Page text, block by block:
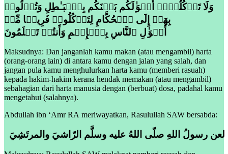
وَلَا تَأۡكُلُوۤا۟ أَمۡوَ ٰ⁠لَكُم بَیۡنَكُم بِٱلۡبَـٰطِلِ وَتُدۡلُوا۟
بِهَاۤ إِلَى ٱلۡحُكَّامِ لِتَأۡكُلُوا۟ فَرِیقࣰا مِّنۡ
أَمۡوَ ٰ⁠لِ ٱلنَّاسِ بِٱلۡإِثۡمِ وَأَنتُمۡ تَعۡلَمُونَ
Maksudnya: Dan janganlah kamu makan (atau mengambil) harta
(orang-orang lain) di antara kamu dengan jalan yang salah, dan
jangan pula kamu menghulurkan harta kamu (memberi rasuah)
kepada hakim-hakim kerana hendak memakan (atau mengambil)
sebahagian dari harta manusia dengan (berbuat) dosa, padahal kamu
mengetahui (salahnya).
Abdullah ibn ‘Amr RA meriwayatkan, Rasulullah SAW bersabda:
لعن رسولُ اللهِ صلّى اللهُ عليه وسلَّم الرّاشيَ والمرتَشِيَ